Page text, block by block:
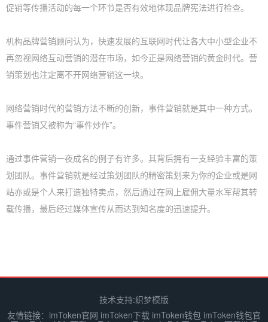
促销等传播活动的每一个环节是否有效地体现品牌宪法进行检查。
机构品牌营销顾问认为，快速发展的互联网时代让各大中小型企业不
再忽视网络互动营销的潜在市场，如今正是网络营销的黄金时代。营
销策划也注定离不开网络营销这一块。
网络营销时代的营销方法不断的创新，事件营销就是其中一种方式。
事件营销又被称为“事件炒作”。
通过事件营销一夜成名的例子有许多。其背后拥有一支经验丰富的策
划团队。事件营销就是经过策划团队的精密策划来为你的企业或是网
站亦或是个人来打造独特卖点，然后通过在网上雇佣大量水军帮其转
载传播，最后经过媒体宣传从而达到知名度的迅速提升。
技术支持:织梦模版
友情链接： imToken官网 imToken下载 imToken钱包 imToken钱包官